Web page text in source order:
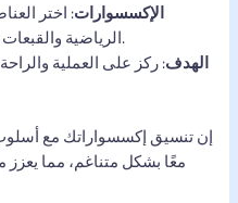
الإكسسوارات: اختر
الرياضية والقبعات ذات الأزرار والعتاد المخصص للأداء.
الهدف: ركز على العملية
إن تنسيق إكسسواراتك مع
معًا بشكل متناغم، مما يعزز